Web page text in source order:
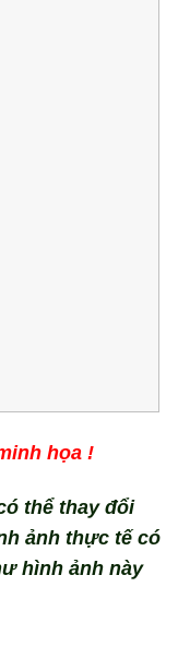
họa !
thể thay đổi
ảnh thực tế có
hình ảnh này